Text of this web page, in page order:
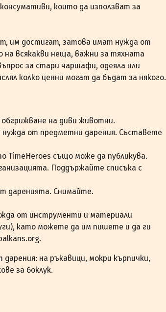
които да използват за
им достигат, затова имат нужда от
всякакви неща, важни за тяхната
за стари чаршафи, одеяла или
колко ценни могат да бъдат за някого.
на диви животни.
от предметни дарения. Съставете
TimeHeroes също може да публикува.
Поддържайте списъка с
даренията. Снимайте.
от инструменти и материали
като можете да им пишете и да ги
на ръкавици, мокри кърпички,
за боклук.